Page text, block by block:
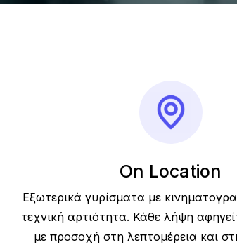
On Location
Εξωτερικά γυρίσματα με
τεχνική αρτιότητα. Κάθε λήψη
με προσοχή στη λεπτομέρεια και